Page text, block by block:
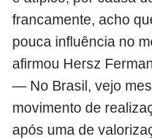
francamente, acho
pouca influência no
afirmou Hersz
— No Brasil, vejo
movimento de
após uma de